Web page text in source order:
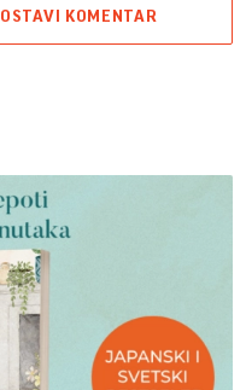
OSTAVI KOMENTAR